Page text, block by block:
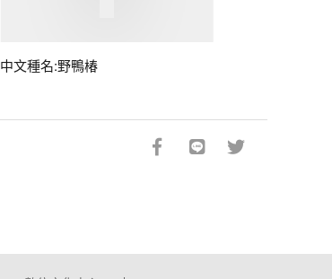
中文種名:野鴨椿